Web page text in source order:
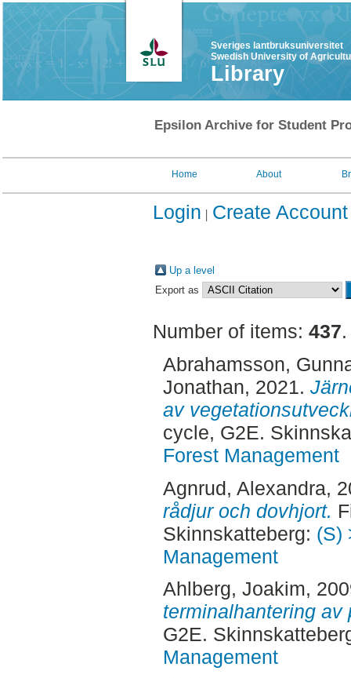
Sveriges lantbruksuniversitet
Swedish University of
Library
Epsilon Archive for Student
Home About
Login Create Account
Up a level
Export as
Number of items: 437.
Abrahamsson,
Jonathan, 2021.
av
cycle, G2E.
Forest Management
Agnrud, Alexandra,
rådjur och dovhjort.
Skinnskatteberg: (S)
Management
Ahlberg, Joakim,
terminalhantering av
G2E.
Management